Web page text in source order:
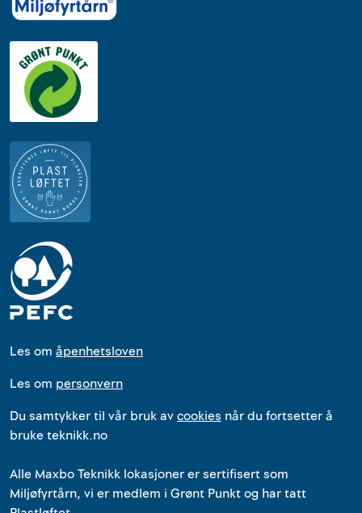
Les om åpenhetsloven
Les om personvern
Du samtykker til vår bruk avcookies når du fortsetter å
bruke teknikk.no
Alle Maxbo Teknikk lokasjonerersertifisert som
Miljøfyrtårn, vi er medlem i Grønt Punkt og har tatt